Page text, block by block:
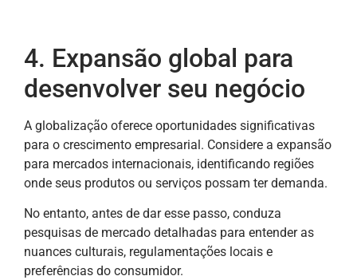
4. Expansão global para
desenvolver seu negócio
A globalização oferece oportunidades significativas
para o crescimento empresarial. Considere a expansão
para mercados internacionais, identificando regiões
onde seus produtos ou serviços possam ter demanda.
No entanto, antes de dar esse passo, conduza
pesquisas de mercado detalhadas para entender as
nuances culturais, regulamentações locais e
preferências do consumidor.